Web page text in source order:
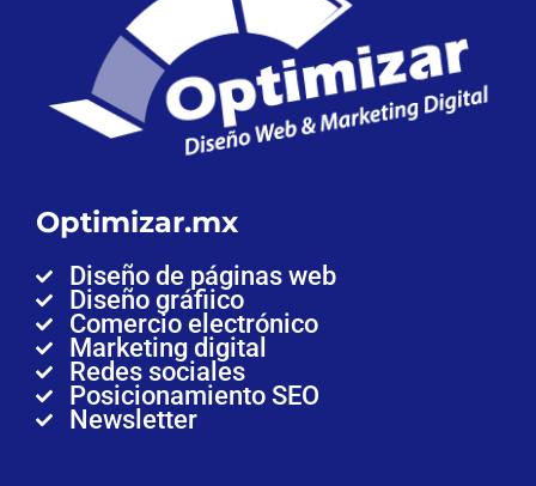
Optimizar.mx
Diseño de páginas web
Diseño gráfiico
Comercio electrónico
Marketing digital
Redes sociales
Posicionamiento SEO
Newsletter